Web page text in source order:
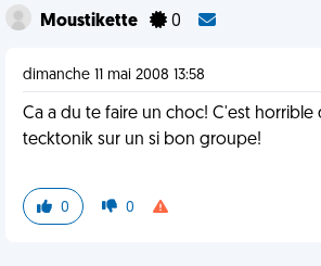
Moustikette 0
dimanche 11 mai 2008 13:58
Ca a du te faire un choc! C'est horrible
tecktonik sur un si bon groupe!
0 0